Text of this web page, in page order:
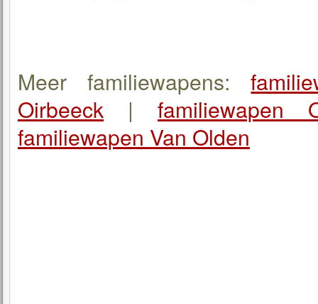
Meer familiewapens:
Oirbeeck | familiewapen
familiewapen Van Olden